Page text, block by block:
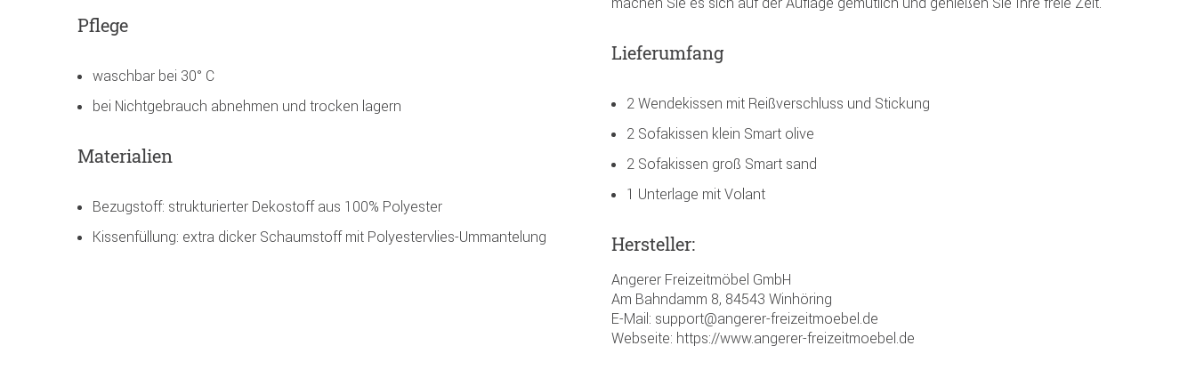
Pflege
waschbar bei 30° C
bei Nichtgebrauch abnehmen und trocken lagern
Materialien
Bezugstoff: strukturierter Dekostoff aus 100% Polyester
Kissenfüllung: extra dicker Schaumstoff mit Polyestervlies-Ummantelung
Lieferumfang
2 Wendekissen mit Reißverschluss und Stickung
2 Sofakissen klein Smart olive
2 Sofakissen groß Smart sand
1 Unterlage mit Volant
Hersteller:
Angerer Freizeitmöbel GmbH
Am Bahndamm 8, 84543 Winhöring
E-Mail: support@angerer-freizeitmoebel.de
Webseite: https://www.angerer-freizeitmoebel.de